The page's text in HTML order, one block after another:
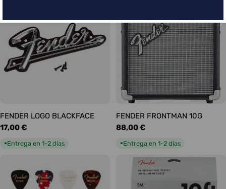
FENDER LOGO BLACKFACE
Precio
17,00 €
●Entrega en 1-2 días
FENDER FRONTMAN 10G
Precio
88,00 €
●Entrega en 1-2 días